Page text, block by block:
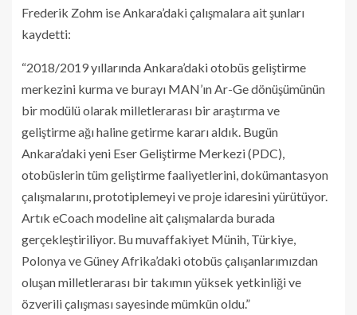
Frederik Zohm ise Ankara’daki çalışmalara ait şunları
kaydetti:
“2018/2019 yıllarında Ankara’daki otobüs geliştirme
merkezini kurma ve burayı MAN’ın Ar-Ge dönüşümünün
bir modülü olarak milletlerarası bir araştırma ve
geliştirme ağı haline getirme kararı aldık. Bugün
Ankara’daki yeni Eser Geliştirme Merkezi (PDC),
otobüslerin tüm geliştirme faaliyetlerini, dokümantasyon
çalışmalarını, prototiplemeyi ve proje idaresini yürütüyor.
Artık eCoach modeline ait çalışmalarda burada
gerçekleştiriliyor. Bu muvaffakiyet Münih, Türkiye,
Polonya ve Güney Afrika’daki otobüs çalışanlarımızdan
oluşan milletlerarası bir takımın yüksek yetkinliği ve
özverili çalışması sayesinde mümkün oldu.”